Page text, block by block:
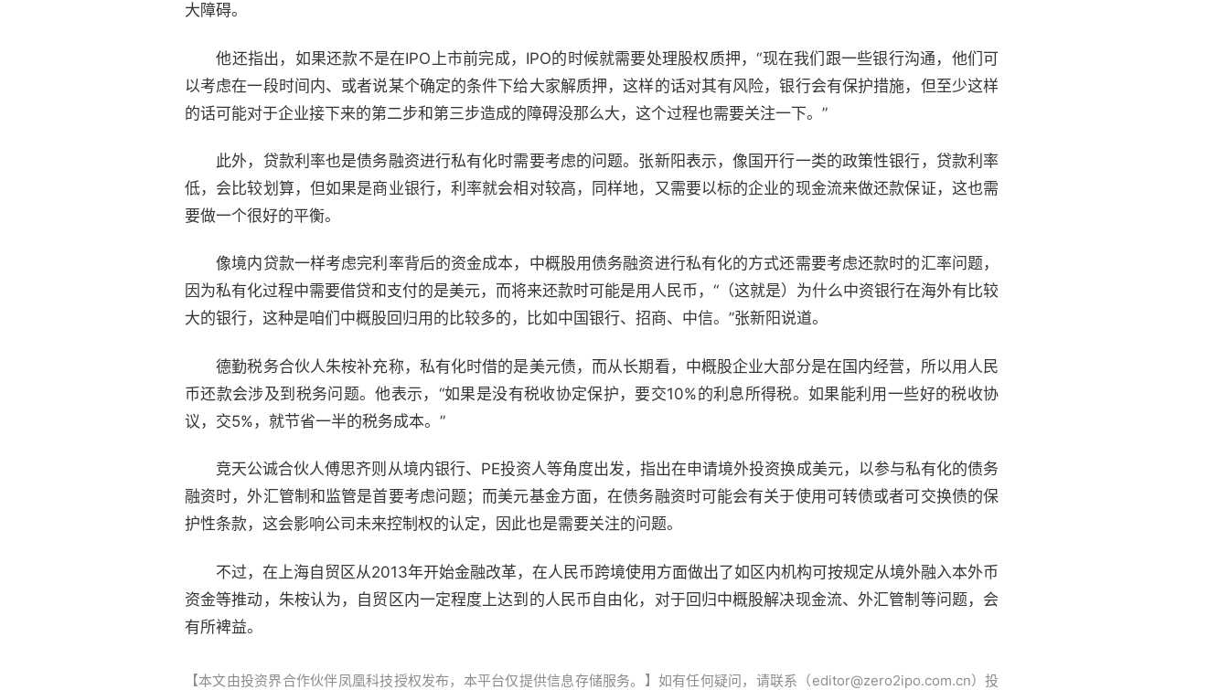
大障碍。
他还指出，如果还款不是在IPO上市前完成，IPO的时候就需要处理股权质押，“现在我们跟一些银行沟通，他们可
以考虑在一段时间内、或者说某个确定的条件下给大家解质押，这样的话对其有风险，银行会有保护措施，但至少这样
的话可能对于企业接下来的第二步和第三步造成的障碍没那么大，这个过程也需要关注一下。”
此外，贷款利率也是债务融资进行私有化时需要考虑的问题。张新阳表示，像国开行一类的政策性银行，贷款利率
低，会比较划算，但如果是商业银行，利率就会相对较高，同样地，又需要以标的企业的现金流来做还款保证，这也需
要做一个很好的平衡。
像境内贷款一样考虑完利率背后的资金成本，中概股用债务融资进行私有化的方式还需要考虑还款时的汇率问题，
因为私有化过程中需要借贷和支付的是美元，而将来还款时可能是用人民币，“（这就是）为什么中资银行在海外有比较
大的银行，这种是咱们中概股回归用的比较多的，比如中国银行、招商、中信。”张新阳说道。
德勤税务合伙人朱桉补充称，私有化时借的是美元债，而从长期看，中概股企业大部分是在国内经营，所以用人民
币还款会涉及到税务问题。他表示，“如果是没有税收协定保护，要交10%的利息所得税。如果能利用一些好的税收协
议，交5%，就节省一半的税务成本。”
竞天公诚合伙人傅思齐则从境内银行、PE投资人等角度出发，指出在申请境外投资换成美元，以参与私有化的债务
融资时，外汇管制和监管是首要考虑问题；而美元基金方面，在债务融资时可能会有关于使用可转债或者可交换债的保
护性条款，这会影响公司未来控制权的认定，因此也是需要关注的问题。
不过，在上海自贸区从2013年开始金融改革，在人民币跨境使用方面做出了如区内机构可按规定从境外融入本外币
资金等推动，朱桉认为，自贸区内一定程度上达到的人民币自由化，对于回归中概股解决现金流、外汇管制等问题，会
有所裨益。
【本文由投资界合作伙伴凤凰科技授权发布，本平台仅提供信息存储服务。】如有任何疑问，请联系（editor@zero2ipo.com.cn）投